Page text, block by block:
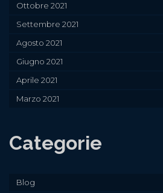
Ottobre 2021
Settembre 2021
Agosto 2021
Giugno 2021
Aprile 2021
Marzo 2021
Categorie
Blog